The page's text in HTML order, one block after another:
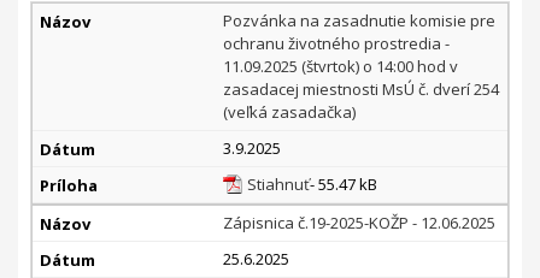
Komisia
(KOŽP)
Pozvánka na zasadnutie komisie pre
ochranu životného prostredia -
11.09.2025 (štvrtok) o 14:00 hod v
zasadacej miestnosti MsÚ č. dverí 254
(veľká zasadačka)
3.9.2025
Stiahnuť- 55.47 kB
Zápisnica č.19-2025-KOŽP - 12.06.2025
25.6.2025